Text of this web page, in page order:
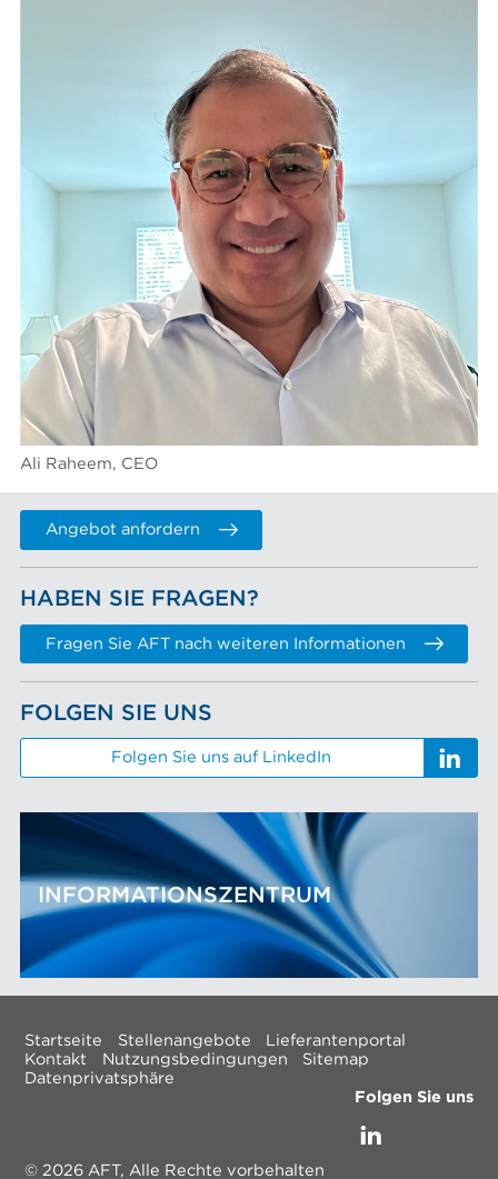
Ali Raheem, CEO
Angebot anfordern
HABEN SIE FRAGEN?
Fragen Sie AFT nach weiteren Informationen
FOLGEN SIE UNS
Folgen Sie uns auf LinkedIn
INFORMATIONSZENTRUM
Startseite Stellenangebote
Lieferantenportal
Kontakt
Nutzungsbedingungen
Sitemap
Datenprivatsphäre
Folgen Sie uns
© 2026 AFT, Alle Rechte vorbehalten